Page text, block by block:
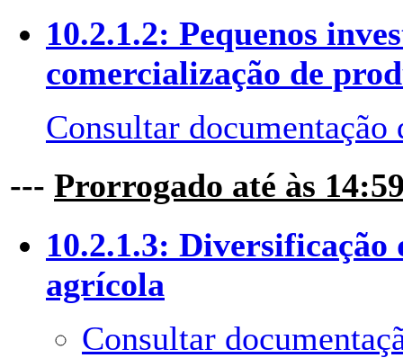
10.2.1.2: Pequenos
comercialização de
Consultar documentação
--- Prorrogado até às
10.2.1.3: Diversificação
agrícola
Consultar